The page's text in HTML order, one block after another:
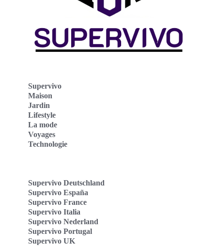
Supervivo
Maison
Jardin
Lifestyle
La mode
Voyages
Technologie
Supervivo Deutschland
Supervivo España
Supervivo France
Supervivo Italia
Supervivo Nederland
Supervivo Portugal
Supervivo UK